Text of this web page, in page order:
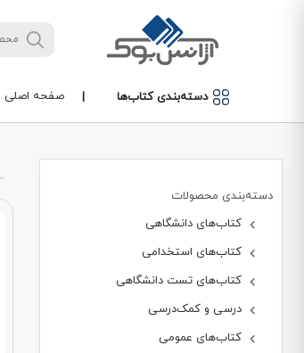
دسته‌بندی کتاب‌ها | صفحه اصلی
دسته‌بندی محصولات
کتاب‌های دانشگاهی
کتاب‌های استخدامی
کتاب‌های تست دانشگاهی
درسی و کمک‌درسی
کتاب‌های عمومی